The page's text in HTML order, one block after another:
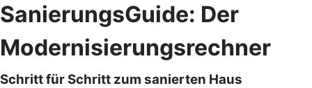
SanierungsGuide: Der
Modernisierungsrechner
Schritt für Schritt zum sanierten Haus